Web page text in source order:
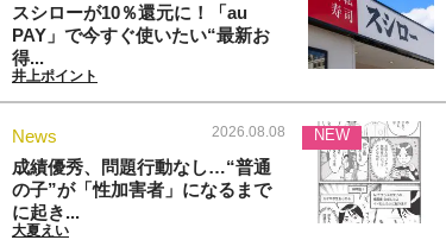
スシローが10％還元に！「au
PAY」で今すぐ使いたい“最新お
得...
井上ポイント
News 2026.08.08
成績優秀、問題行動なし…“普通
の子”が「性加害者」になるまで
に起き...
大夏えい
NEW